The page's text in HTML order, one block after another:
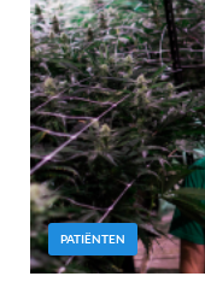
PATIËNTEN